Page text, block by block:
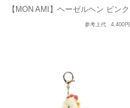
【MON AMI】ヘーゼルヘン ピンク
参考上代 4,400円